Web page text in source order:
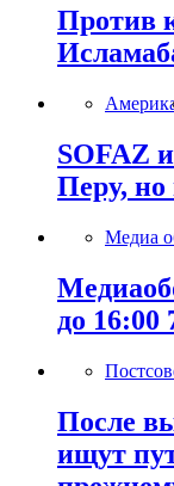
Против
SOFAZ
Перу, но
Медиа
до 16:00
После
ищут